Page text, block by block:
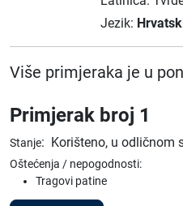
Jezik:
Više primjeraka je u
Primjerak broj 1
Stanje: Korišteno, u odličnom
Oštećenja / nepogodnosti:
Tragovi patine